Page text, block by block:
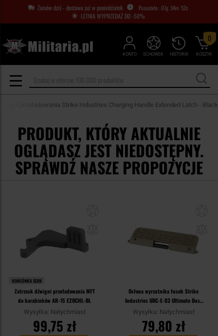
Zamów dziś - dostawa już w poniedziałek 07g 34m 51s
LETNIA WYPRZEDAŻ DO -50%
KONTO HISTORIA
SCHOWEK KOSZYK
0
przeładowania Strike Industries Charging Handle Extended Latch - Black
PRODUKT, KTÓRY AKTUALNIE
OGLĄDASZ JEST NIEDOSTĘPNY.
SPRAWDŹ NASZE PROPOZYCJE
KOŃCÓWKA SERII
Zatrzask dźwigni przeładowania MFT
do karabinków AR-15 E2OCHL-BL
Wysyłka: Natychmiast
99,75 zł
Osłona wyrzutnika łusek Strike
Industries UDC-E-03 Ultimate Dust
Cover Enhanced do karabinków AR-
Wysyłka: Natychmiast
79,80 zł